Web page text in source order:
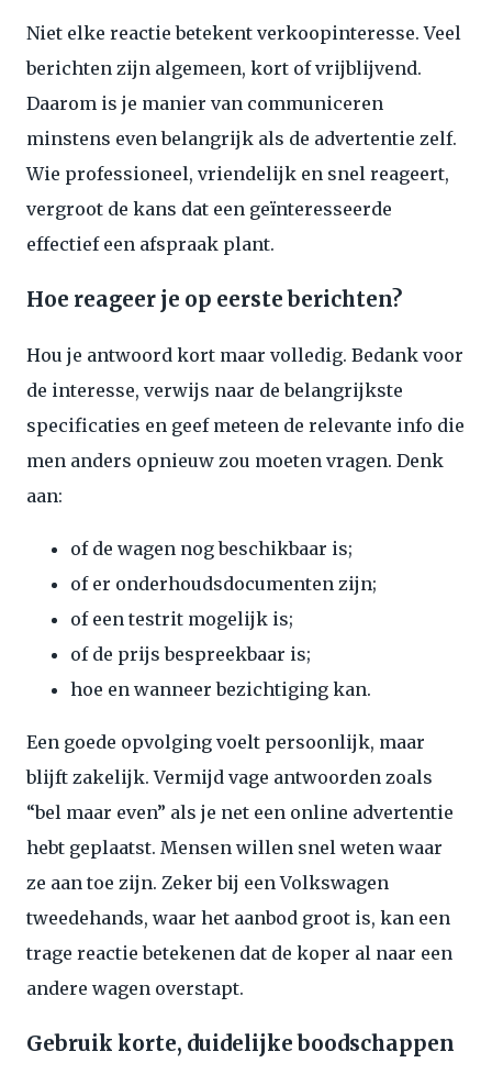
Niet elke reactie betekent verkoopinteresse. Veel
berichten zijn algemeen, kort of vrijblijvend.
Daarom is je manier van communiceren
minstens even belangrijk als de advertentie zelf.
Wie professioneel, vriendelijk en snel reageert,
vergroot de kans dat een geïnteresseerde
effectief een afspraak plant.
Hoe reageer je op eerste berichten?
Hou je antwoord kort maar volledig. Bedank voor
de interesse, verwijs naar de belangrijkste
specificaties en geef meteen de relevante info die
men anders opnieuw zou moeten vragen. Denk
aan:
of de wagen nog beschikbaar is;
of er onderhoudsdocumenten zijn;
of een testrit mogelijk is;
of de prijs bespreekbaar is;
hoe en wanneer bezichtiging kan.
Een goede opvolging voelt persoonlijk, maar
blijft zakelijk. Vermijd vage antwoorden zoals
“bel maar even” als je net een online advertentie
hebt geplaatst. Mensen willen snel weten waar
ze aan toe zijn. Zeker bij een Volkswagen
tweedehands, waar het aanbod groot is, kan een
trage reactie betekenen dat de koper al naar een
andere wagen overstapt.
Gebruik korte, duidelijke boodschappen